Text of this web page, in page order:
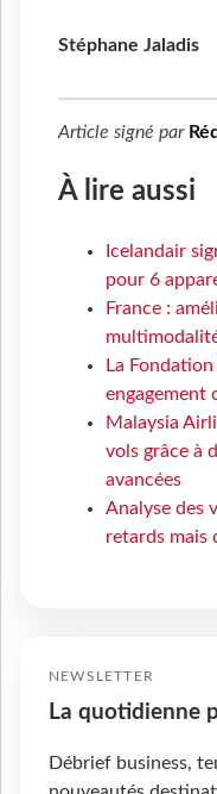
Stéphane Jaladis
Article signé par
À lire aussi
Icelandair
pour 6
France :
La
engagement
Malaysia
vols grâce à
avancées
Analyse des
retards mais
NEWSLETTER
La quotidienne
Débrief business,